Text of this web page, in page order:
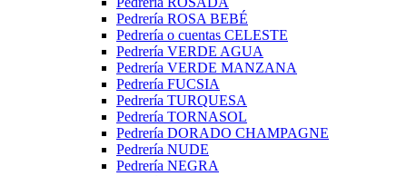
Pedrería ROSA BEBÉ
Pedrería o cuentas CELESTE
Pedrería VERDE AGUA
Pedrería VERDE MANZANA
Pedrería FUCSIA
Pedrería TURQUESA
Pedrería TORNASOL
Pedrería DORADO CHAMPAGNE
Pedrería NUDE
Pedrería NEGRA